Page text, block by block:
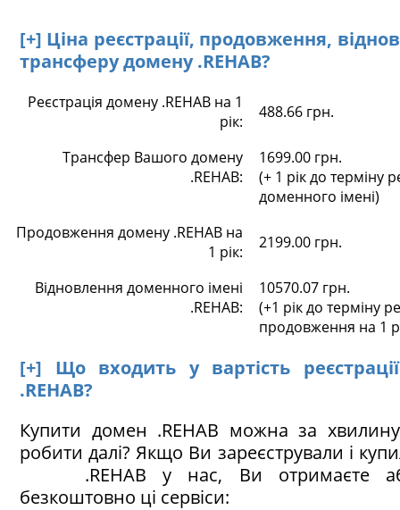
[+] Ціна реєстрації, продовження,
трансферу домену .REHAB?
Реєстрація домену .REHAB на 1
рік:
488.66 грн.
Трансфер Вашого домену
.REHAB:
1699.00 грн.
(+ 1 рік до терміну
доменного імені)
Продовження домену .REHAB на
1 рік:
2199.00 грн.
Відновлення доменного імені
.REHAB:
10570.07 грн.
(+1 рік до терміну
продовження на 1
[+] Що входить у вартість
.REHAB?
Купити домен .REHAB можна за
робити далі? Якщо Ви зареєстрували і
.REHAB у нас, Ви отримаєте
безкоштовно ці сервіси: